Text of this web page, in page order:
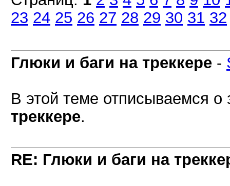
23 24 25 26 27 28 29 30 31 32
Глюки и баги на треккере -
В этой теме отписываемся о
треккере.
RE: Глюки и баги на